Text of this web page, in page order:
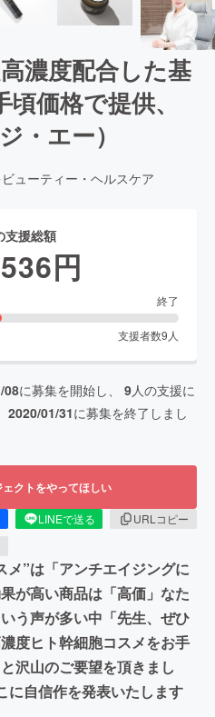
濃度配合した基
価格で提供、
・エー）
ビューティー・ヘルスケア
支援総額
円
終了
支援者数9 人
08に募集を開始し、 9人の支援に
2020/01/31に募集を終了しまし
クトをやってほしい
LINEで送る
URLコピー
メ”は「アンチエイジングに
が高い商品は「高価」なた
う声が多い中「先生、ぜひ
度ヒト幹細胞コスメをお手
沢山のご要望を頂きまし
に自信作を発表いたします